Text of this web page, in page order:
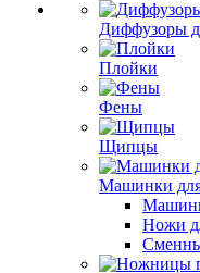
Диффузоры
Плойки
Фены
Щипцы
Машинки
Ножи